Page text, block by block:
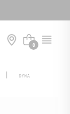
0
DYNA